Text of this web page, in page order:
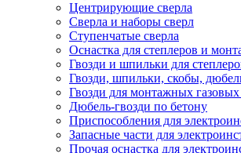
Центрирующие сверла
Сверла и наборы сверл
Ступенчатые сверла
Оснастка для степлеров и
Гвозди и шпильки для
Гвозди, шпильки, скобы,
Гвозди для монтажных газовых
Дюбель-гвозди по бетону
Приспособления для
Запасные части для
Прочая оснастка для